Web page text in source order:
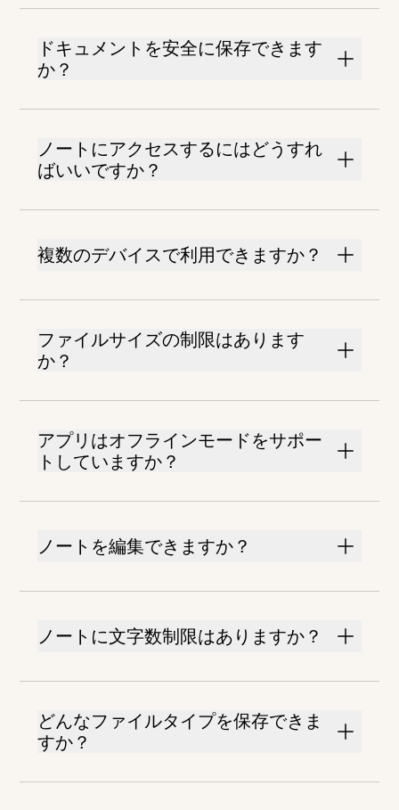
ドキュメントを安全に保存できます
か？
ノートにアクセスするにはどうすれ
ばいいですか？
複数のデバイスで利用できますか？
ファイルサイズの制限はあります
か？
アプリはオフラインモードをサポー
トしていますか？
ノートを編集できますか？
ノートに文字数制限はありますか？
どんなファイルタイプを保存できま
すか？